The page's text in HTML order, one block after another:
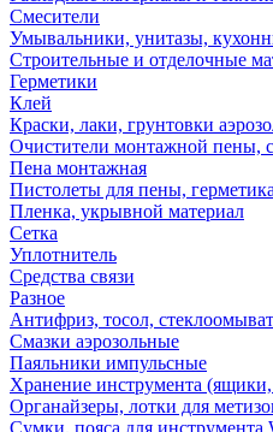
Смесители
Умывальники, унитазы,
Строительные и отделочные
Герметики
Клей
Краски, лаки, грунтовки
Очистители монтажной пены,
Пена монтажная
Пистолеты для пены, герметика
Пленка, укрывной материал
Сетка
Уплотнитель
Средства связи
Разное
Антифриз, тосол,
Смазки аэрозольные
Паяльники импульсные
Хранение инструмента
Органайзеры, лотки для
Сумки, пояса для инструмента